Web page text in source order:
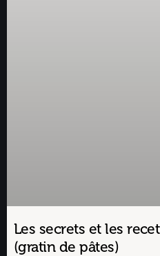
Les secrets et les
(gratin de pâtes)